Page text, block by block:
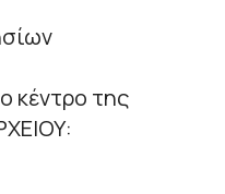
κέντρο της